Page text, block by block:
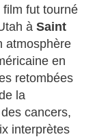
film fut tourné
à Saint
atmosphère
en
retombées
la
cancers,
interprètes